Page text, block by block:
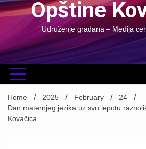
Opštine
Udruženje građana – Medija
Home 2025 February
24
Dan maternjeg jezika uz svu lepotu
Kovačica